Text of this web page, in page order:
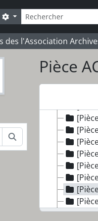
Search options
des l'Association
Rechercher
Pièce
[Fonds]